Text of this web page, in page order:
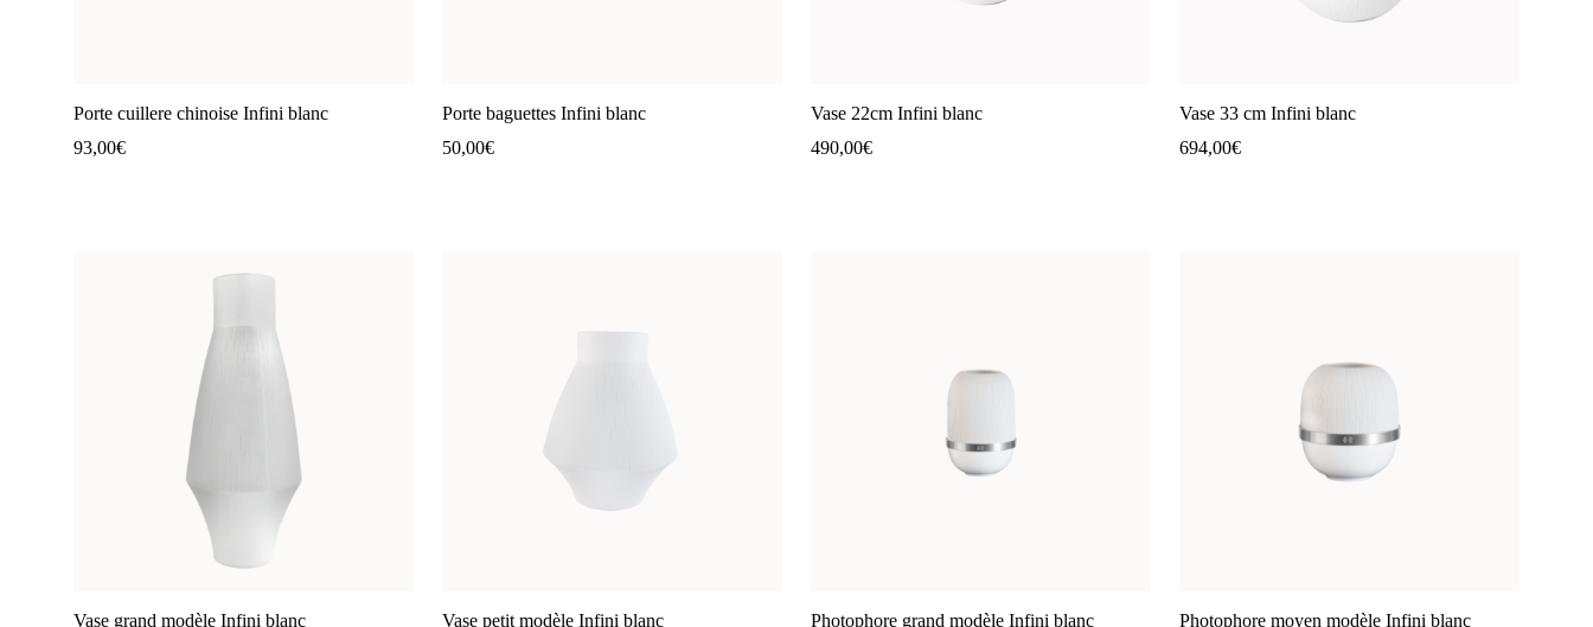
Porte cuillere chinoise Infini blanc
93,00€
Porte baguettes Infini blanc
50,00€
Vase 22cm Infini blanc
490,00€
Vase 33 cm Infini blanc
694,00€
Vase grand modèle Infini blanc Vase petit modèle Infini blanc Photophore grand modèle Infini blanc Photophore moyen modèle Infini blanc